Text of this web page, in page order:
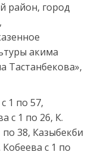
район, город
акима
Тастанбекова»,
1 по 57,
с 1 по 26, К.
38, Казыбекби
с 1 по